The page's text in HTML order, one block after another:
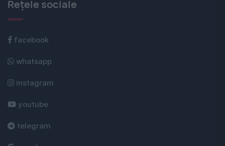
Rețele sociale
facebook
whatsapp
instagram
youtube
telegram